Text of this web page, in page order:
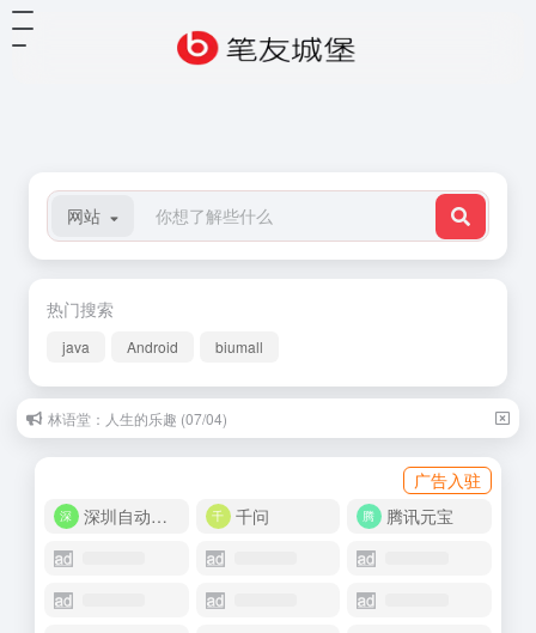
网站
热门搜索
java Android biumall
林语堂：人生的乐趣 (07/04)
广告入驻
深圳自动化商城
千问 腾讯元宝